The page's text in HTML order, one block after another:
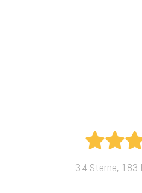
3.4 Sterne, 183